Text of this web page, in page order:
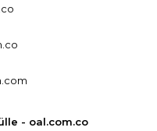
- oal.com.co